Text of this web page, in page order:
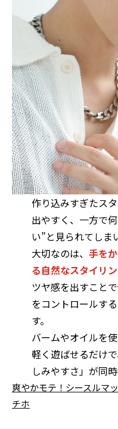
作り込みすぎたス
出やすく、一方で
い”と見られてしま
大切なのは、 手を
る自然なスタイリ
ツヤ感を出すこと
をコントロールす
す。
バームやオイルを
軽く遊ばせるだけ
しみやすさ」が同時
爽やかモテ！シースル
チホ